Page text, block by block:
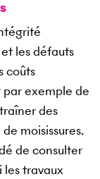
les défauts
coûts
par exemple de
des
moisissures.
de consulter
les travaux